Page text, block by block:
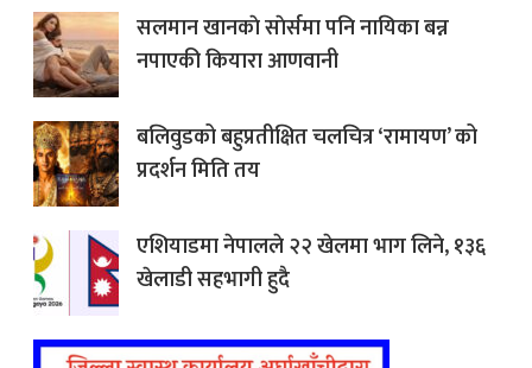
सलमान खानकाे साेर्समा पनि नायिका बन्न
नपाएकी कियारा आणवानी
बलिवुडको बहुप्रतीक्षित चलचित्र ‘रामायण’ को
प्रदर्शन मिति तय
एशियाडमा नेपालले २२ खेलमा भाग लिने, १३६
खेलाडी सहभागी हुदै